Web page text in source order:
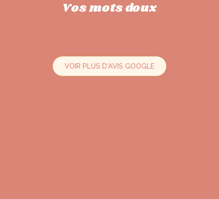
Vos mots doux
VOIR PLUS D'AVIS GOOGLE